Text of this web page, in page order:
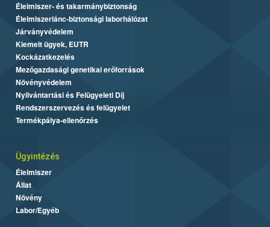
Élelmiszer- és takarmánybiztonság
Élelmiszerlánc-biztonsági laborhálózat
Járványvédelem
Kiemelt ügyek, EUTR
Kockázatkezelés
Mezőgazdasági genetikai erőforrások
Növényvédelem
Nyilvántartási és Felügyeleti Díj
Rendszerszervezés és felügyelet
Termékpálya-ellenőrzés
Ügyintézés
Élelmiszer
Állat
Növény
Labor/Egyéb